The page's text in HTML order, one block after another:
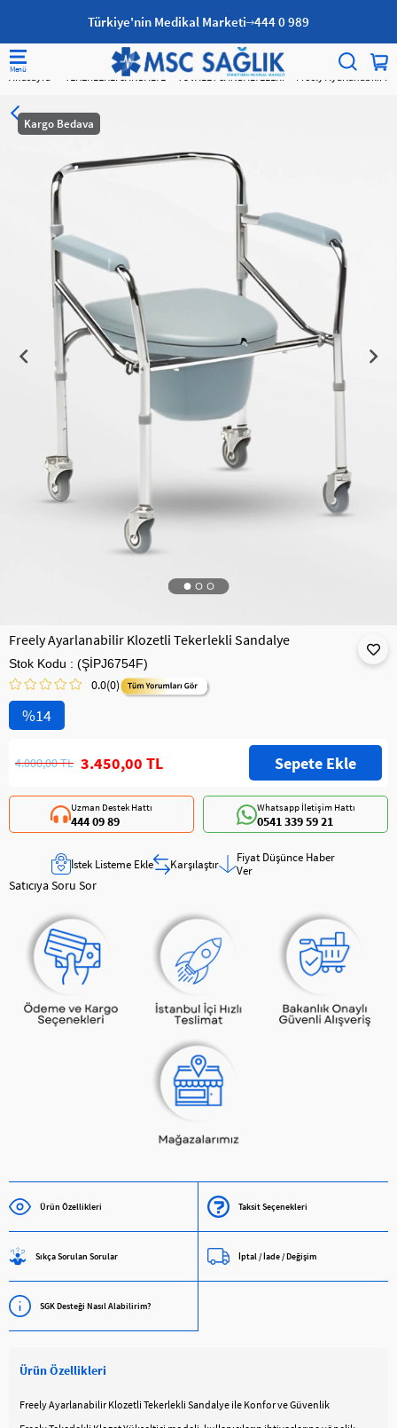
Türkiye'nin Medikal Marketi 444 0 989
Anasayfa TEKERLEKLİ SANDALYE TUVALET SANDALYELERİ Freely Ayarlanabilir
Kargo Bedava
Freely Ayarlanabilir Klozetli Tekerlekli Sandalye
Stok Kodu (ŞİPJ6754F)
0.0(0)
14
4.000,00 TL 3.450,00 TL
Whatsapp İletişim Hattı
0541 339 59 21
Uzman Destek Hattı
444 09 89
İstek Listeme Ekle Karşılaştır
Fiyat Düşünce Haber
Ver
Satıcıya Soru Sor
Ürün Özellikleri Taksit Seçenekleri
Sıkça Sorulan Sorular İptal / İade / Değişim
SGK Desteği Nasıl Alabilirim?
Ürün Özellikleri
Freely Ayarlanabilir Klozetli Tekerlekli Sandalye ile Konfor ve Güvenlik